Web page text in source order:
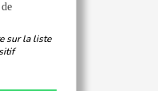
sur la liste